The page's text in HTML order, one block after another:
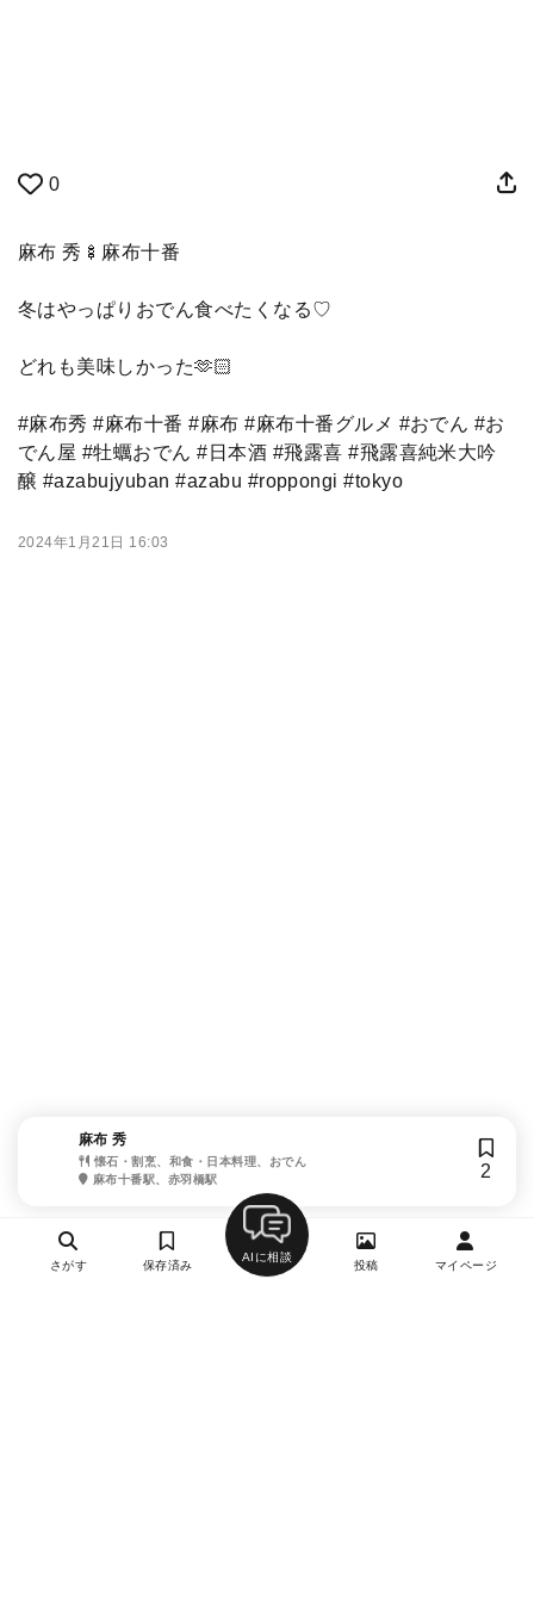
0
麻布 秀🍢麻布十番
冬はやっぱりおでん食べたくなる♡
どれも美味しかった🫶🏻
#麻布秀 #麻布十番 #麻布 #麻布十番グルメ #おでん #お
でん屋 #牡蠣おでん #日本酒 #飛露喜 #飛露喜純米大吟
醸 #azabujyuban #azabu #roppongi #tokyo
2024年1月21日 16:03
麻布 秀
懐石・割烹、和食・日本料理、おでん
麻布十番駅、赤羽橋駅
2
さがす 保存済み
AIに相談
投稿 マイページ